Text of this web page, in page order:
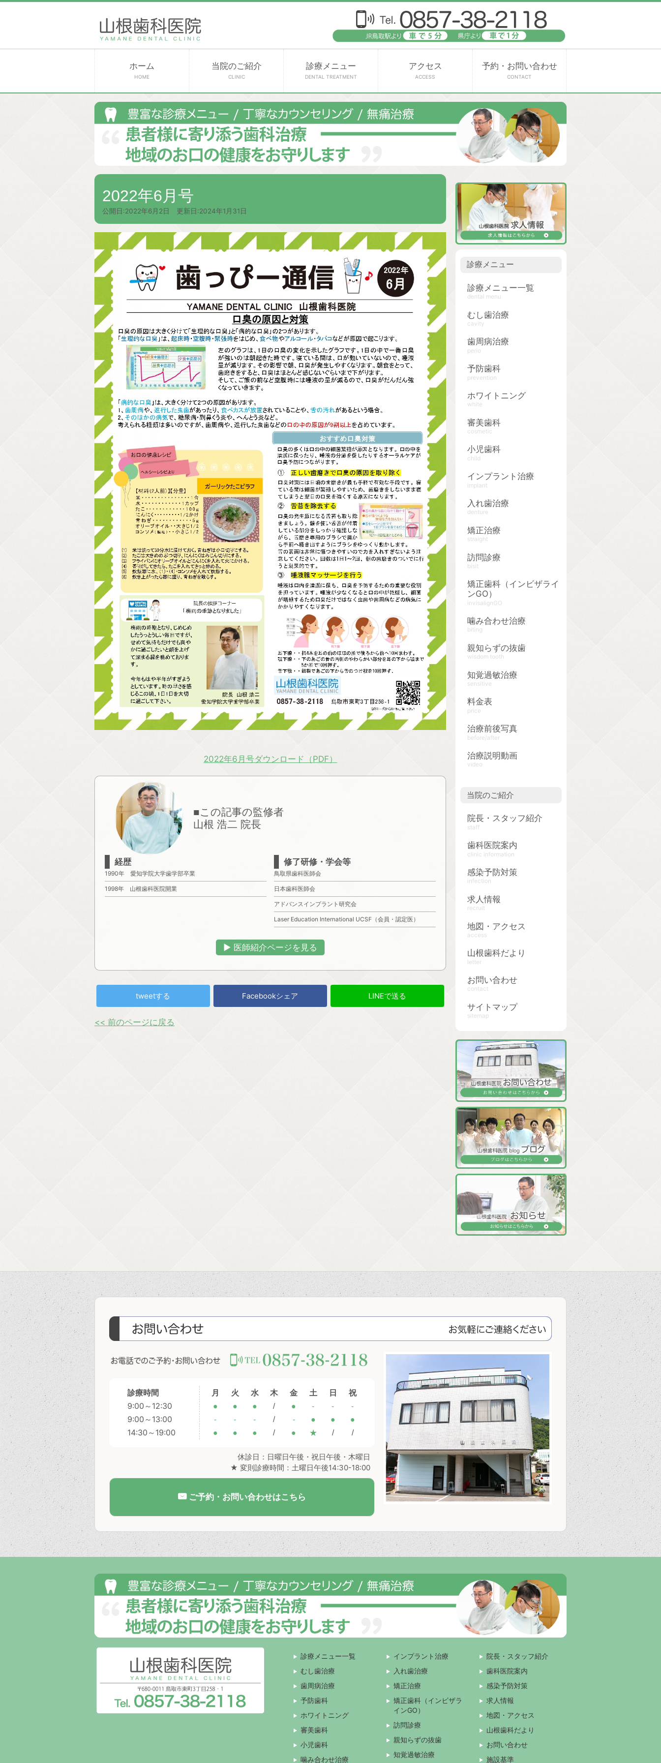
ホーム
HOME
当院のご紹介
CLINIC
診療メニュー
DENTAL TREATMENT
アクセス
ACCESS
予約・お問い合わせ
CONTACT
2022年6月号
公開日:2022年6月2日 更新日:2024年1月31日
2022年6月号ダウンロード（PDF）
■この記事の監修者
山根 浩二 院長
経歴
1990年 愛知学院大学歯学部卒業
1998年 山根歯科医院開業
修了研修・学会等
鳥取県歯科医師会
日本歯科医師会
アドバンスインプラント研究会
Laser Education International UCSF（会員・認定医）
▶︎ 医師紹介ページを見る
tweetする Facebookシェア LINEで送る
<< 前のページに戻る
診療メニュー
診療メニュー一覧
dental menu
むし歯治療
cavity
歯周病治療
perio
予防歯科
prevention
ホワイトニング
white
審美歯科
cosmetic
小児歯科
child
インプラント治療
implant
入れ歯治療
denture
矯正治療
straight
訪問診療
bisit
矯正歯科（インビザライ
ンGO）
invisalignGO
噛み合わせ治療
biting
親知らずの抜歯
wisdom tooth
知覚過敏治療
sensitive
料金表
price
治療前後写真
before/after
治療説明動画
video
当院のご紹介
院長・スタッフ紹介
staff
歯科医院案内
clinic information
感染予防対策
infection
求人情報
recruit
地図・アクセス
access
山根歯科だより
letter
お問い合わせ
contact
サイトマップ
sitemap
診療時間
9:00～12:30
9:00～13:00
14:30～19:00
月
●
-
●
火
●
-
●
水
●
-
●
木
/
/
/
金
●
-
●
土
-
●
★
日
-
●
/
祝
-
●
/
休診日：日曜日午後・祝日午後・木曜日
★ 変則診療時間：土曜日午後14:30-18:00
ご予約・お問い合わせはこちら
診療メニュー一覧
むし歯治療
歯周病治療
予防歯科
ホワイトニング
審美歯科
小児歯科
噛み合わせ治療
インプラント治療
入れ歯治療
矯正治療
矯正歯科（インビザラ
インGO）
訪問診療
親知らずの抜歯
知覚過敏治療
院長・スタッフ紹介
歯科医院案内
感染予防対策
求人情報
地図・アクセス
山根歯科だより
お問い合わせ
施設基準